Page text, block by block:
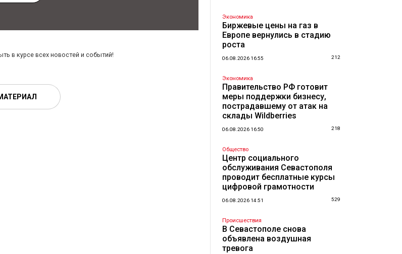
в курсе всех новостей и событий!
Экономика
Биржевые цены на газ в
Европе вернулись в стадию
роста
06.08.2026 16:55 212
Экономика
Правительство РФ готовит
меры поддержки бизнесу,
пострадавшему от атак на
склады Wildberries
06.08.2026 16:50 218
Общество
Центр социального
обслуживания Севастополя
проводит бесплатные курсы
цифровой грамотности
06.08.2026 14:51 529
Происшествия
В Севастополе снова
объявлена воздушная
тревога